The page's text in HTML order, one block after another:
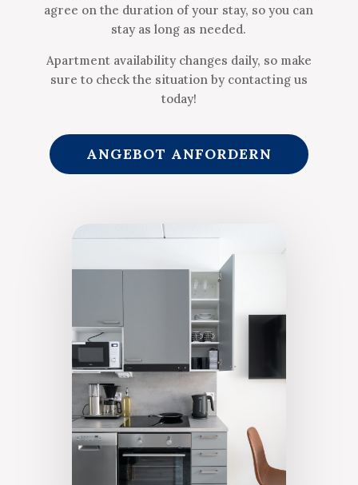
agree on the duration of your stay, so you can
stay as long as needed.
Apartment availability changes daily, so make
sure to check the situation by contacting us
today!
ANGEBOT ANFORDERN